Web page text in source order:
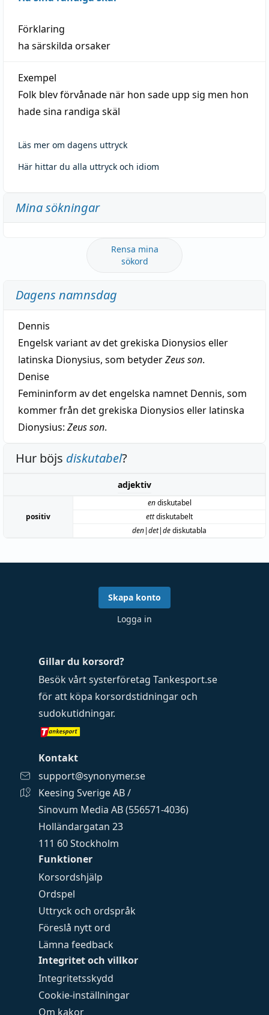
Förklaring
ha särskilda orsaker
Exempel
Folk blev förvånade när hon sade upp sig men hon
hade sina randiga skäl
Läs mer om dagens uttryck
Här hittar du alla uttryck och idiom
Mina sökningar
Rensa mina
sökord
Dagens namnsdag
Dennis
Engelsk variant av det grekiska Dionysios eller
latinska Dionysius, som betyderZeus son.
Denise
Femininform av det engelska namnet Dennis, som
kommer från det grekiska Dionysios eller latinska
Dionysius: Zeus son.
Hur böjs diskutabel?
adjektiv
positiv
endiskutabel
ettdiskutabelt
den|det|dediskutabla
Funktioner
Korsordshjälp
Ordspel
Uttryck och ordspråk
Föreslå nytt ord
Lämna feedback
Integritet och villkor
Integritetsskydd
Cookie-inställningar
Om kakor
Gillar du korsord?
Besök vårt systerföretag Tankesport.se
för att köpa korsordstidningar och
sudokutidningar.
Kontakt
support@synonymer.se
Keesing Sverige AB /
Sinovum Media AB (556571-4036)
Holländargatan 23
111 60 Stockholm
Skapa konto
Logga in